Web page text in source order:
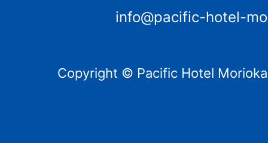
info@pacific-hotel-
Copyright © Pacific Hotel